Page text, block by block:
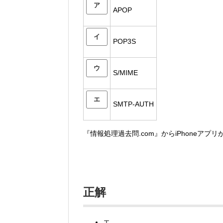
ア
APOP
イ
POP3S
ウ
S/MIME
エ
SMTP-AUTH
『情報処理過去問.com』からiPhoneアプリ
正解